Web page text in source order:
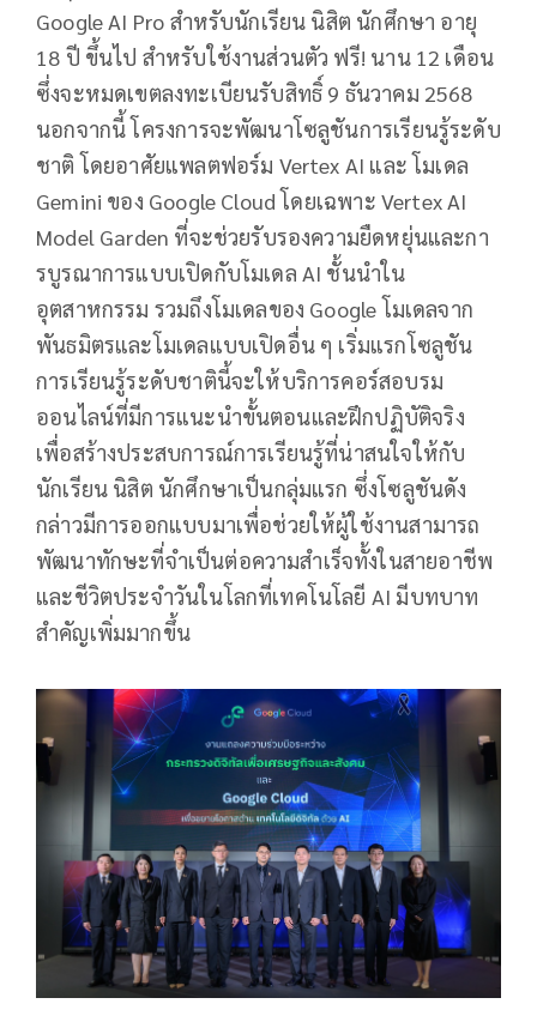
Google AI Pro สำหรับนักเรียน นิสิต นักศึกษา อายุ
18 ปี ขึ้นไป สำหรับใช้งานส่วนตัว ฟรี! นาน 12 เดือน
ซึ่งจะหมดเขตลงทะเบียนรับสิทธิ์ 9 ธันวาคม 2568
นอกจากนี้ โครงการจะพัฒนาโซลูชันการเรียนรู้ระดับ
ชาติ โดยอาศัยแพลตฟอร์ม Vertex AI และ โมเดล
Gemini ของ Google Cloud โดยเฉพาะ Vertex AI
Model Garden ที่จะช่วยรับรองความยืดหยุ่นและกา
รบูรณาการแบบเปิดกับโมเดล AI ชั้นนำใน
อุตสาหกรรม รวมถึงโมเดลของ Google โมเดลจาก
พันธมิตรและโมเดลแบบเปิดอื่น ๆ เริ่มแรกโซลูชัน
การเรียนรู้ระดับชาตินี้จะให้บริการคอร์สอบรม
ออนไลน์ที่มีการแนะนำขั้นตอนและฝึกปฏิบัติจริง
เพื่อสร้างประสบการณ์การเรียนรู้ที่น่าสนใจให้กับ
นักเรียน นิสิต นักศึกษาเป็นกลุ่มแรก ซึ่งโซลูชันดัง
กล่าวมีการออกแบบมาเพื่อช่วยให้ผู้ใช้งานสามารถ
พัฒนาทักษะที่จำเป็นต่อความสำเร็จทั้งในสายอาชีพ
และชีวิตประจำวันในโลกที่เทคโนโลยี AI มีบทบาท
สำคัญเพิ่มมากขึ้น